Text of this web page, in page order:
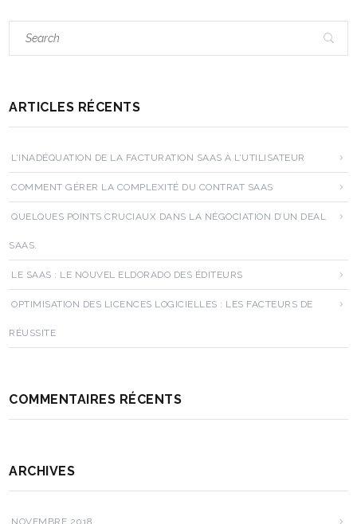
ARTICLES RÉCENTS
L’INADÉQUATION DE LA FACTURATION SAAS À L’UTILISATEUR
COMMENT GÉRER LA COMPLEXITÉ DU CONTRAT SAAS
QUELQUES POINTS CRUCIAUX DANS LA NÉGOCIATION D’UN DEAL
SAAS.
LE SAAS : LE NOUVEL ELDORADO DES ÉDITEURS
OPTIMISATION DES LICENCES LOGICIELLES : LES FACTEURS DE
RÉUSSITE
COMMENTAIRES RÉCENTS
ARCHIVES
NOVEMBRE 2018